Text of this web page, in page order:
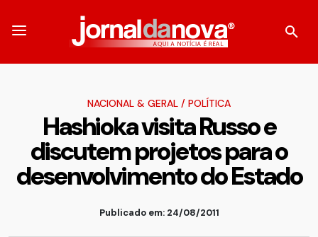
NACIONAL & GERAL / POLÍTICA
Hashioka visita Russo e
discutem projetos para o
desenvolvimento do Estado
Publicado em: 24/08/2011